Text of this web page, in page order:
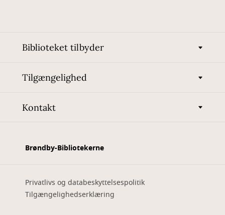
Biblioteket tilbyder
Tilgængelighed
Kontakt
Brøndby-Bibliotekerne
Privatlivs og databeskyttelsespolitik
Tilgængelighedserklæring